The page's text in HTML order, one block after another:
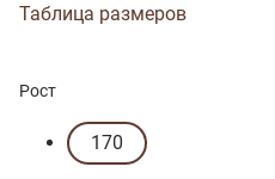
Таблица размеров
Рост
170